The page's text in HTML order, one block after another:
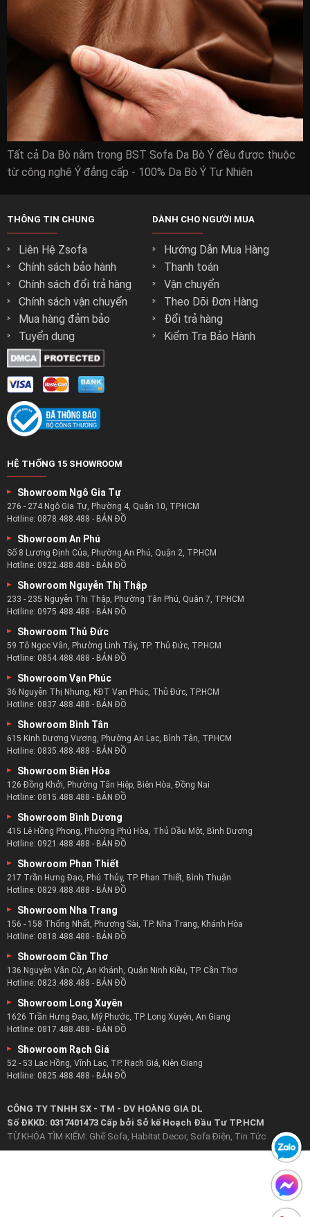
Tất cả Da Bò nằm trong BST Sofa Da Bò Ý đều được thuộc
từ công nghệ Ý đẳng cấp - 100% Da Bò Ý Tự Nhiên
THÔNG TIN CHUNG
Liên Hệ Zsofa
Chính sách bảo hành
Chính sách đổi trả hàng
Chính sách vận chuyển
Mua hàng đảm bảo
Tuyển dụng
DÀNH CHO NGƯỜI MUA
Hướng Dẫn Mua Hàng
Thanh toán
Vận chuyển
Theo Dõi Đơn Hàng
Đổi trả hàng
Kiểm Tra Bảo Hành
HỆ THỐNG 15 SHOWROOM
Showroom Ngô Gia Tự
276 - 274 Ngô Gia Tự, Phường 4, Quận 10, TP.HCM
Hotline: 0878.488.488 - BẢN ĐỒ
Showroom An Phú
Số 8 Lương Định Của, Phường An Phú, Quận 2, TP.HCM
Hotline: 0922.488.488 - BẢN ĐỒ
Showroom Nguyễn Thị Thập
233 - 235 Nguyễn Thị Thập, Phường Tân Phú, Quận 7, TP.HCM
Hotline: 0975.488.488 - BẢN ĐỒ
Showroom Thủ Đức
59 Tô Ngọc Vân, Phường Linh Tây, TP. Thủ Đức, TP.HCM
Hotline: 0854.488.488 - BẢN ĐỒ
Showroom Vạn Phúc
36 Nguyễn Thị Nhung, KĐT Vạn Phúc, Thủ Đức, TP.HCM
Hotline: 0837.488.488 - BẢN ĐỒ
Showroom Bình Tân
615 Kinh Dương Vương, Phường An Lạc, Bình Tân, TP.HCM
Hotline: 0835.488.488 - BẢN ĐỒ
Showroom Biên Hòa
126 Đồng Khởi, Phường Tân Hiệp, Biên Hòa, Đồng Nai
Hotline: 0815.488.488 - BẢN ĐỒ
Showroom Bình Dương
415 Lê Hồng Phong, Phường Phú Hòa, Thủ Dầu Một, Bình Dương
Hotline: 0921.488.488 - BẢN ĐỒ
Showroom Phan Thiết
217 Trần Hưng Đạo, Phú Thủy, TP. Phan Thiết, Bình Thuận
Hotline: 0829.488.488 - BẢN ĐỒ
Showroom Nha Trang
156 - 158 Thống Nhất, Phương Sài, TP. Nha Trang, Khánh Hòa
Hotline: 0818.488.488 - BẢN ĐỒ
Showroom Cần Thơ
136 Nguyễn Văn Cừ, An Khánh, Quận Ninh Kiều, TP. Cần Thơ
Hotline: 0823.488.488 - BẢN ĐỒ
Showroom Long Xuyên
1626 Trần Hưng Đạo, Mỹ Phước, TP. Long Xuyên, An Giang
Hotline: 0817.488.488 - BẢN ĐỒ
Showroom Rạch Giá
52 - 53 Lạc Hồng, Vĩnh Lạc, TP. Rạch Giá, Kiên Giang
Hotline: 0825.488.488 - BẢN ĐỒ
CÔNG TY TNHH SX - TM - DV HOÀNG GIA DL
Số ĐKKD: 0317401473 Cấp bởi Sở kế Hoạch Đầu Tư TP.HCM
TỪ KHÓA TÌM KIẾM: Ghế Sofa, Habitat Decor, Sofa Điện, Tin Tức